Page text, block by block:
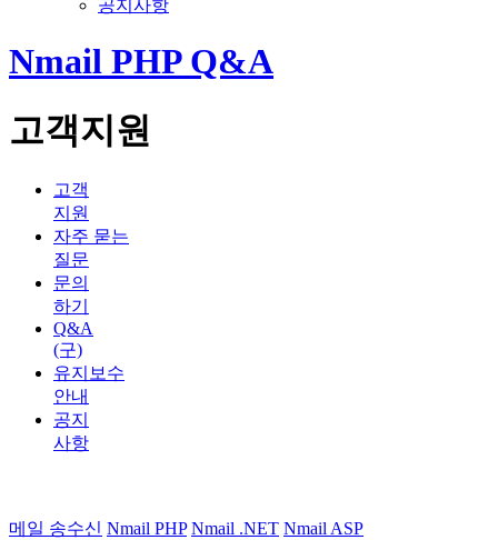
공지사항
Nmail PHP Q&A
고객지원
고객
지원
자주 묻는
질문
문의
하기
Q&A
(구)
유지보수
안내
공지
사항
메일 송수신 Nmail PHP Nmail .NET Nmail ASP